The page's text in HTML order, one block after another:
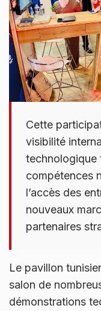
Cette
visibilité
technologique
compétences
l’accès des
nouveaux
partenaires
Le pavillon
salon de
démonstrations